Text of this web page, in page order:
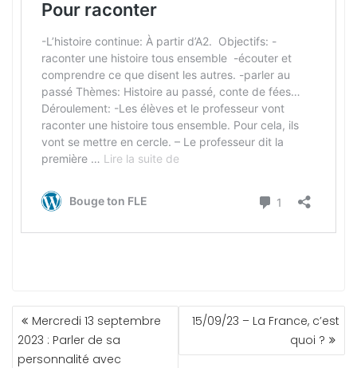
NAVIGATION
DE
L’ARTICLE
Mercredi 13 septembre
2023 : Parler de sa
personnalité avec
15/09/23 – La France, c’est
quoi ?